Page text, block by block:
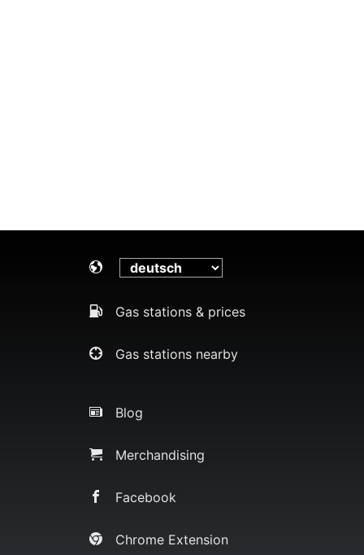
Gas stations & prices
Gas stations nearby
Blog
Merchandising
Facebook
Chrome Extension